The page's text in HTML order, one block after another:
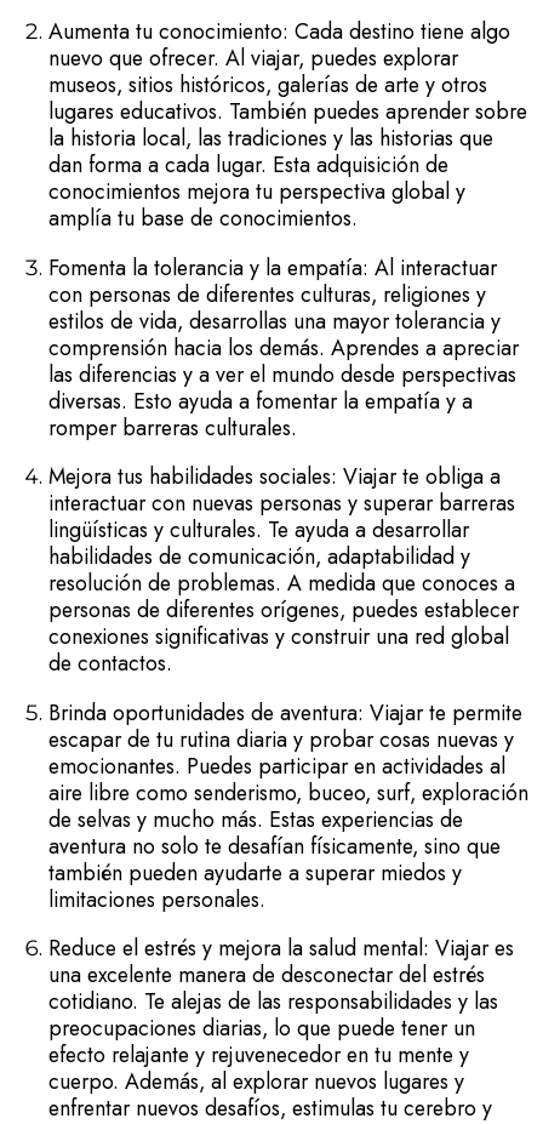
Aumenta tu conocimiento: Cada destino tiene algo
nuevo que ofrecer. Al viajar, puedes explorar
museos, sitios históricos, galerías de arte y otros
lugares educativos. También puedes aprender sobre
la historia local, las tradiciones y las historias que
dan forma a cada lugar. Esta adquisición de
conocimientos mejora tu perspectiva global y
amplía tu base de conocimientos.
Fomenta la tolerancia y la empatía: Al interactuar
con personas de diferentes culturas, religiones y
estilos de vida, desarrollas una mayor tolerancia y
comprensión hacia los demás. Aprendes a apreciar
las diferencias y a ver el mundo desde perspectivas
diversas. Esto ayuda a fomentar la empatía y a
romper barreras culturales.
Mejora tus habilidades sociales: Viajar te obliga a
interactuar con nuevas personas y superar barreras
lingüísticas y culturales. Te ayuda a desarrollar
habilidades de comunicación, adaptabilidad y
resolución de problemas. A medida que conoces a
personas de diferentes orígenes, puedes establecer
conexiones significativas y construir una red global
de contactos.
Brinda oportunidades de aventura: Viajar te permite
escapar de tu rutina diaria y probar cosas nuevas y
emocionantes. Puedes participar en actividades al
aire libre como senderismo, buceo, surf, exploración
de selvas y mucho más. Estas experiencias de
aventura no solo te desafían físicamente, sino que
también pueden ayudarte a superar miedos y
limitaciones personales.
Reduce el estrés y mejora la salud mental: Viajar es
una excelente manera de desconectar del estrés
cotidiano. Te alejas de las responsabilidades y las
preocupaciones diarias, lo que puede tener un
efecto relajante y rejuvenecedor en tu mente y
cuerpo. Además, al explorar nuevos lugares y
enfrentar nuevos desafíos, estimulas tu cerebro y